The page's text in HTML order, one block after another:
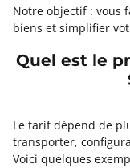
Notre objectif : vous
biens et simplifier
Quel est le
Le tarif dépend de
transporter,
Voici quelques